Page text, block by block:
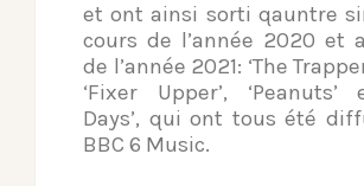
et ont ainsi sorti qauntre
cours de l’année 2020 et
de l’année 2021: ‘The
‘Fixer Upper’, ‘Peanuts’
Days’, qui ont tous été
BBC 6 Music.